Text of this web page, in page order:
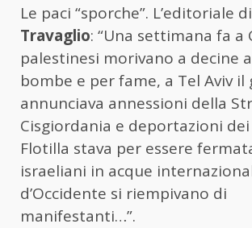
Le paci “sporche”. L’editoriale di
Travaglio: “Una settimana fa a
palestinesi morivano a decine
bombe e per fame, a Tel Aviv il
annunciava annessioni della
Cisgiordania e deportazioni dei
Flotilla stava per essere
israeliani in acque
d’Occidente si riempivano di
manifestanti…”.